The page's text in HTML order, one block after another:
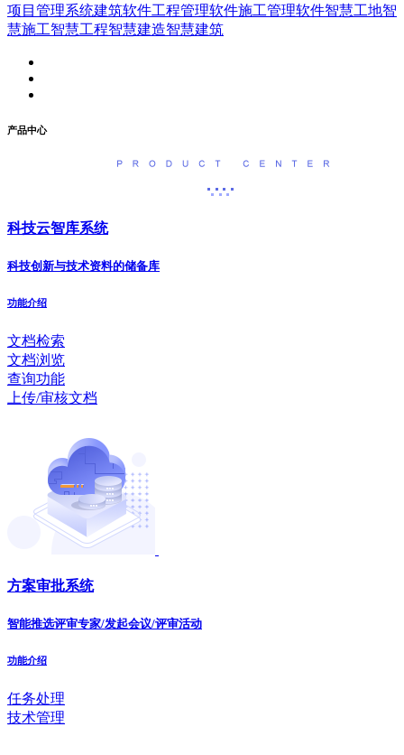
项目管理系统建筑软件工程管理软件施工管理软件智慧工地智
慧施工智慧工程智慧建造智慧建筑
产品中心
科技云智库系统
科技创新与技术资料的储备库
功能介绍
文档检索
文档浏览
查询功能
上传/审核文档
方案审批系统
智能推选评审专家/发起会议/评审活动
功能介绍
任务处理
技术管理